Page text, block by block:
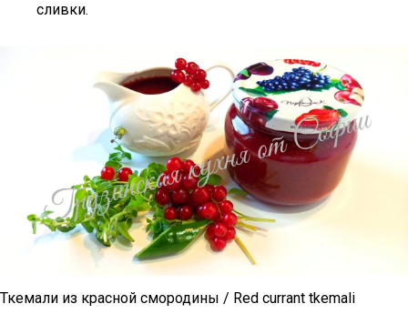
сливки.
Ткемали из красной смородины / Red currant tkemali